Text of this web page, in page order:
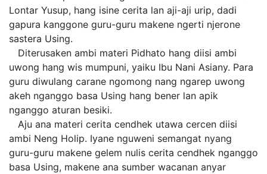
Lontar Yusup, hang isine cerita lan aji-aji urip, dadi
gapura kanggone guru-guru makene ngerti njerone
sastera Using.
Diterusaken ambi materi Pidhato hang diisi ambi
uwong hang wis mumpuni, yaiku Ibu Nani Asiany. Para
guru diwulang carane ngomong nang ngarep uwong
akeh nganggo basa Using hang bener lan apik
nganggo aturan besiki.
Aju ana materi cerita cendhek utawa cercen diisi
ambi Neng Holip. Iyane nguweni semangat nyang
guru-guru makene gelem nulis cerita cendhek nganggo
basa Using, makene ana sumber wacanan anyar